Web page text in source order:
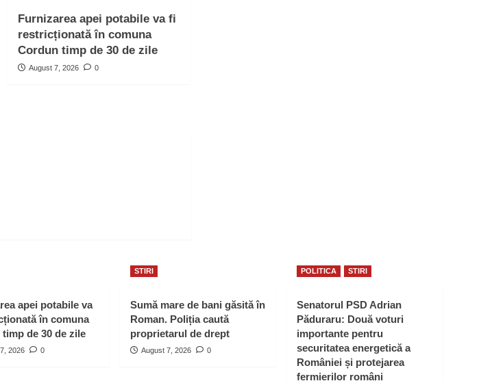
Furnizarea apei potabile va fi
restricționată în comuna
Cordun timp de 30 de zile
August 7, 2026 0
apei potabile va
în comuna
de 30 de zile
2026 0
STIRI
Sumă mare de bani găsită în
Roman. Poliția caută
proprietarul de drept
August 7, 2026 0
POLITICA STIRI
Senatorul PSD Adrian
Păduraru: Două voturi
importante pentru
securitatea energetică a
României și protejarea
fermierilor români